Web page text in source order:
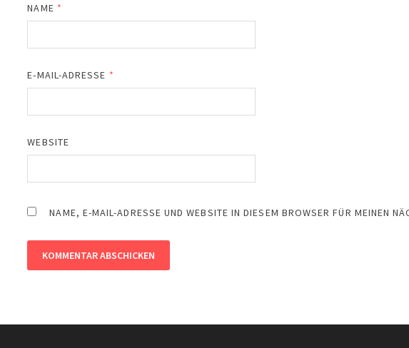
NAME *
E-MAIL-ADRESSE *
WEBSITE
NAME, E-MAIL-ADRESSE UND WEBSITE IN DIESEM BROWSER FÜR MEINEN